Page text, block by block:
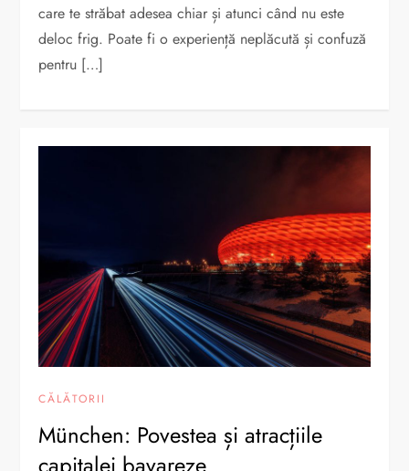
care te străbat adesea chiar și atunci când nu este
deloc frig. Poate fi o experiență neplăcută și confuză
pentru […]
CĂLĂTORII
München: Povestea și atracțiile